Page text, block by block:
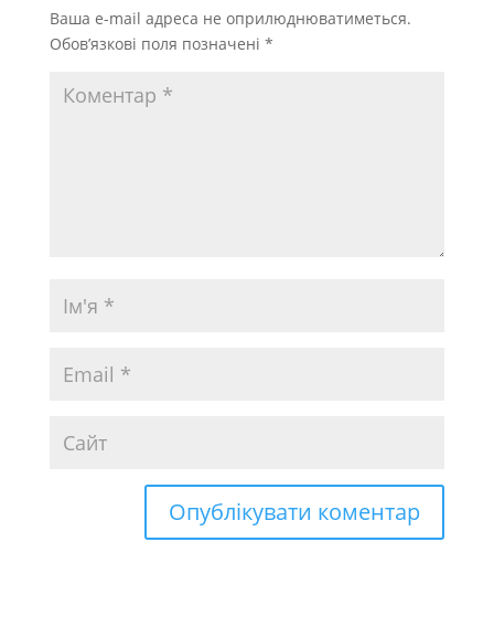
Ваша e-mail адреса не оприлюднюватиметься.
Обов’язкові поля позначені *